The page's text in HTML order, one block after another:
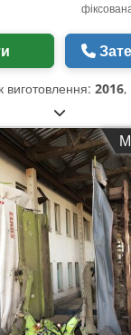
виготовлення: 2016,